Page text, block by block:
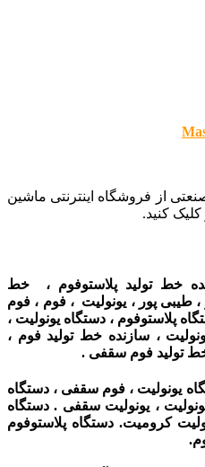
از فروشگاه اینترنتی ماشین
کنید.
خط تولید پلاستوفوم ، خط
، طیبی پور ، یونولیت ، فوم ، فوم
پلاستوفوم ، دستگاه یونولیت ،
، سازنده خط تولید فوم ،
،خط تولید فوم سقفی .
یونولیت ، فوم سقفی ، دستگاه
، یونولیت سقفی . دستگاه
کرومیت. دستگاه پلاستوفوم